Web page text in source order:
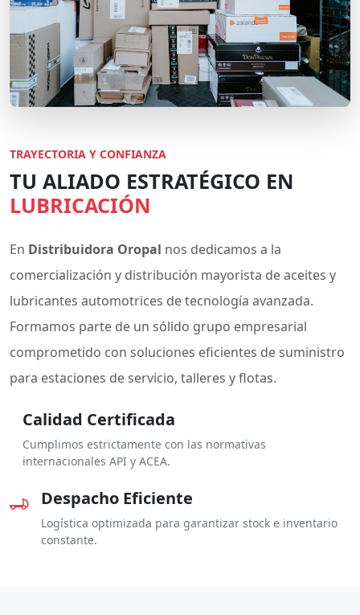
TRAYECTORIA Y CONFIANZA
TU ALIADO ESTRATÉGICO EN
LUBRICACIÓN
En Distribuidora Oropal nos dedicamos a la
comercialización y distribución mayorista de aceites y
lubricantes automotrices de tecnología avanzada.
Formamos parte de un sólido grupo empresarial
comprometido con soluciones eficientes de suministro
para estaciones de servicio, talleres y flotas.
Calidad Certificada
Cumplimos estrictamente con las normativas
internacionales API y ACEA.
Despacho Eficiente
Logística optimizada para garantizar stock e inventario
constante.